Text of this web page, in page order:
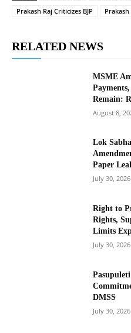
Prakash Raj Criticizes BJP
Prakash
RELATED NEWS
MSME
Remain:
August 8,
Lok
Paper
July 30, 2026
Right to
Rights,
Limits
July 30, 2026
DMSS
July 30, 2026